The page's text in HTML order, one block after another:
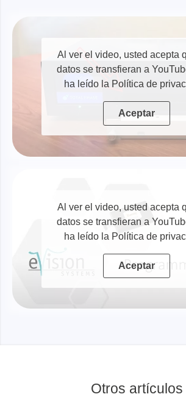
Al ver el video, usted acepta
datos se transfieran a
ha leído la Política de
Aceptar
Al ver el video, usted acepta
datos se transfieran a
ha leído la Política de
Aceptar
Otros artículos